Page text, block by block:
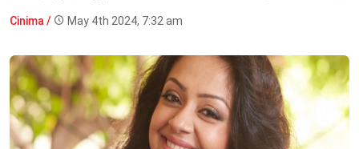
Cinima / May 4th 2024, 7:32 am